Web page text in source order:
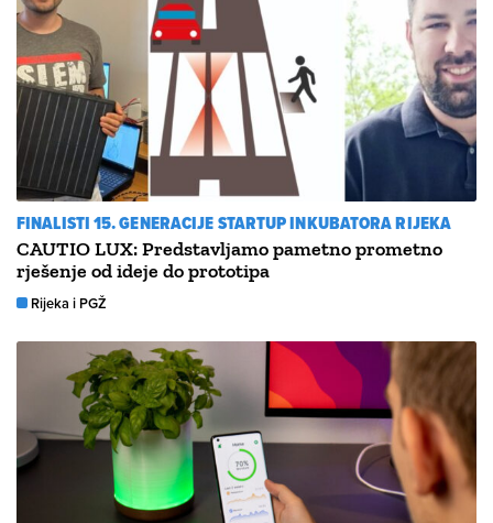
FINALISTI 15. GENERACIJE STARTUP INKUBATORA RIJEKA
CAUTIO LUX: Predstavljamo pametno prometno
rješenje od ideje do prototipa
Rijeka i PGŽ